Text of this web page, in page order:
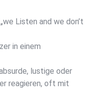
Listen and we don’t
in einem
lustige oder
reagieren, oft mit